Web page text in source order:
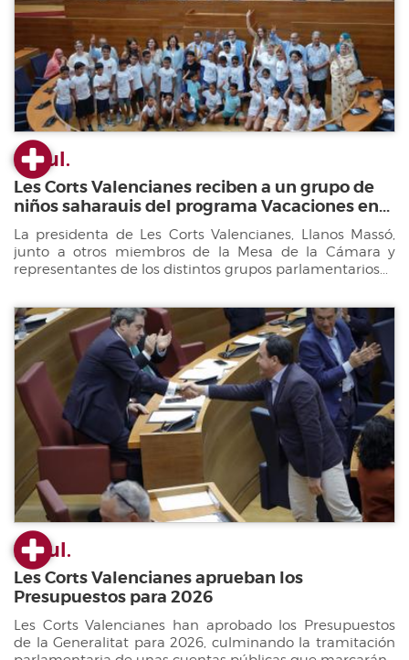
23 jul.
Les Corts Valencianes reciben a un grupo de
niños saharauis del programa Vacaciones en...
La presidenta de Les Corts Valencianes, Llanos Massó,
junto a otros miembros de la Mesa de la Cámara y
representantes de los distintos grupos parlamentarios...
22 jul.
Les Corts Valencianes aprueban los
Presupuestos para 2026
Les Corts Valencianes han aprobado los Presupuestos
de la Generalitat para 2026, culminando la tramitación